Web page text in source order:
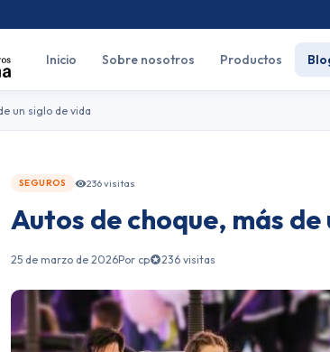
Inicio Sobre nosotros Productos
un siglo de vida
SEGUROS 236 visitas
Autos de choque, más
25 de marzo de 2026Por cp 236 visitas